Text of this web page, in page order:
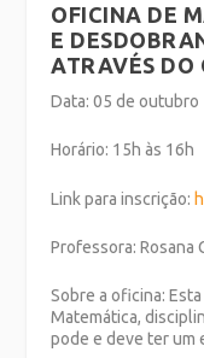
OFICINA DE
E
ATRAVÉS DO
Data: 05 de outubro
Horário: 15h às 16h
Link para inscrição:
Professora: Rosana
Sobre a oficina:
Matemática,
pode e deve ter um